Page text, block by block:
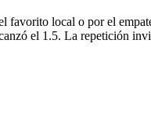
local o por el
el 1.5. La repetición